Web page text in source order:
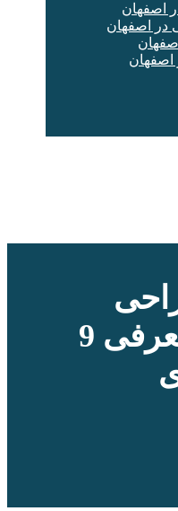
اصفهان
اصفهان
رابط کاربری + معرفی 9